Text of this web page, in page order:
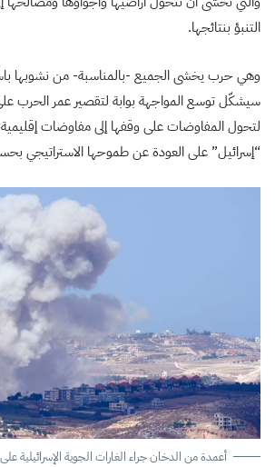
التنبؤ بنتائجها.
وهي حرب يخشى الجميع -بالمناسبة- من نشوبها
سيشكّل توسع المواجهة بوابة لتقصير عمر الحرب
لتحول المفاوضات على وقفها إلى مفاوضات إقليمية
“إسرائيل” على العودة عن طموحها الاستراتيجي
أعمدة من الدخان جراء الغارات الجوية الإسرائيلية